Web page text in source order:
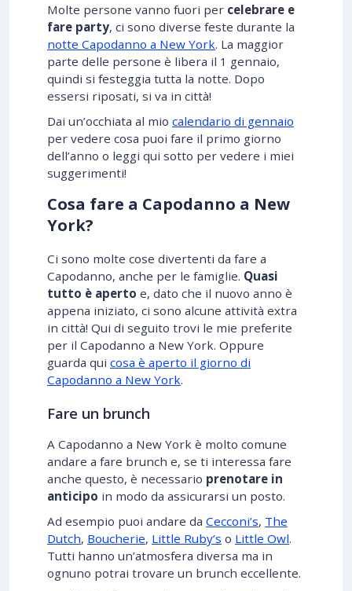
Molte persone vanno fuori per celebrare e
fare party, ci sono diverse feste durante la
notte Capodanno a New York. La maggior
parte delle persone è libera il 1 gennaio,
quindi si festeggia tutta la notte. Dopo
essersi riposati, si va in città!
Dai un’occhiata al mio calendario di gennaio
per vedere cosa puoi fare il primo giorno
dell’anno o leggi qui sotto per vedere i miei
suggerimenti!
Cosa fare a Capodanno a New
York?
Ci sono molte cose divertenti da fare a
Capodanno, anche per le famiglie. Quasi
tutto è aperto e, dato che il nuovo anno è
appena iniziato, ci sono alcune attività extra
in città! Qui di seguito trovi le mie preferite
per il Capodanno a New York. Oppure
guarda qui cosa è aperto il giorno di
Capodanno a New York.
Fare un brunch
A Capodanno a New York è molto comune
andare a fare brunch e, se ti interessa fare
anche questo, è necessario prenotare in
anticipo in modo da assicurarsi un posto.
Ad esempio puoi andare da Cecconi’s, The
Dutch, Boucherie, Little Ruby’s o Little Owl.
Tutti hanno un’atmosfera diversa ma in
ognuno potrai trovare un brunch eccellente.